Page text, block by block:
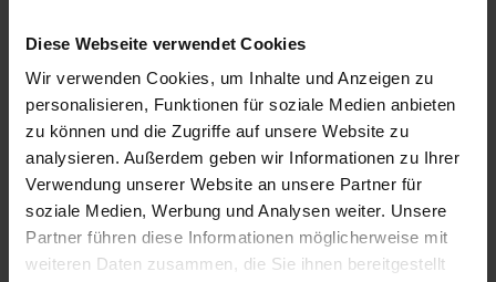
Diese Webseite verwendet Cookies
Wir verwenden Cookies, um Inhalte und Anzeigen zu
personalisieren, Funktionen für soziale Medien anbieten
zu können und die Zugriffe auf unsere Website zu
analysieren. Außerdem geben wir Informationen zu Ihrer
Verwendung unserer Website an unsere Partner für
soziale Medien, Werbung und Analysen weiter. Unsere
Partner führen diese Informationen möglicherweise mit
weiteren Daten zusammen, die Sie ihnen bereitgestellt
lose Ware Sackware
September
Januar
Mai
250 €
300 €
Die aktuelle Preisentwicklung für Holzpellets in Deutschland
können Sie jederzeit auf unsererPelletspreise-Seite
nachvollziehen.